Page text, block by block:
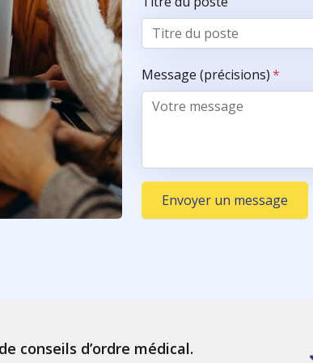
Message (précisions)*
Envoyer un message
conseils d’ordre médical.